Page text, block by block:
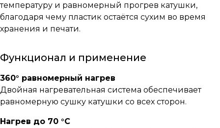
температуру и равномерный прогрев катушки,
благодаря чему пластик остаётся сухим во время
хранения и печати.
Функционал и применение
360° равномерный нагрев
Двойная нагревательная система обеспечивает
равномерную сушку катушки со всех сторон.
Нагрев до 70 °C